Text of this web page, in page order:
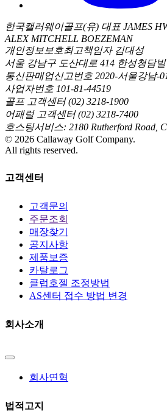
한국캘러웨이골프(유) 대표 JAMES
ALEX MITCHELL BOEZEMAN
개인정보보호최고책임자 김대성
서울 강남구 도산대로 414 한성청담
통신판매업신고번호 2020-서울강남-
사업자번호 101-81-44519
골프 고객센터 (02) 3218-1900
어패럴 고객센터 (02) 3218-7400
호스팅서비스: 2180 Rutherford Road,
© 2026 Callaway Golf Company.
All rights reserved.
고객센터
고객문의
주문조회
매장찾기
공지사항
제품보증
카탈로그
클럽호젤 조정방법
AS센터 접수 방법 변경
회사소개
회사연혁
법적고지